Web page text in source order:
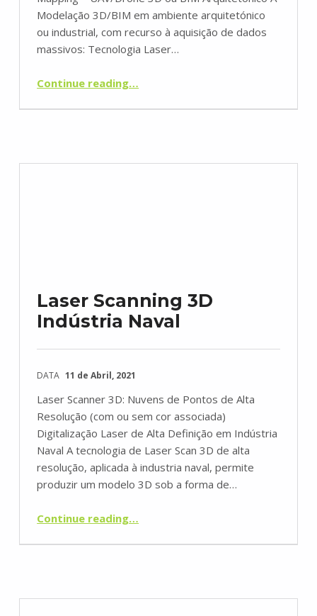
Modelação 3D/BIM em ambiente arquitetónico
ou industrial, com recurso à aquisição de dados
massivos: Tecnologia Laser…
Continue reading…
Laser Scanning 3D
Indústria Naval
DATA 11 de Abril, 2021
Laser Scanner 3D: Nuvens de Pontos de Alta
Resolução (com ou sem cor associada)
Digitalização Laser de Alta Definição em Indústria
Naval A tecnologia de Laser Scan 3D de alta
resolução, aplicada à industria naval, permite
produzir um modelo 3D sob a forma de…
Continue reading…